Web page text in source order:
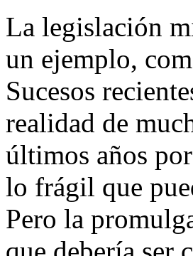
La legislación
un ejemplo,
Sucesos
realidad de
últimos años
lo frágil que
Pero la